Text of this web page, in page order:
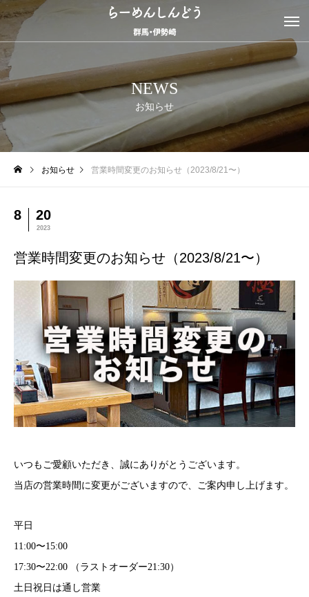
NEWS
お知らせ
お知らせ 営業時間変更のお知らせ（2023/8/21〜）
8 20
2023
営業時間変更のお知らせ（2023/8/21〜）
いつもご愛顧いただき、誠にありがとうございます。
当店の営業時間に変更がございますので、ご案内申し上げます。
平日
11:00〜15:00
17:30〜22:00 （ラストオーダー21:30）
土日祝日は通し営業